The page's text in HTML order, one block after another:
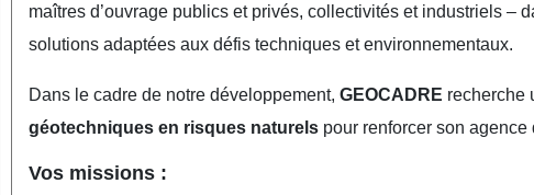
maîtres d’ouvrage publics et privés, collectivités et industriels –
solutions adaptées aux défis techniques et environnementaux.
Dans le cadre de notre développement, GEOCADRE recherche
géotechniques en risques naturelspour renforcer son agence
Vos missions :